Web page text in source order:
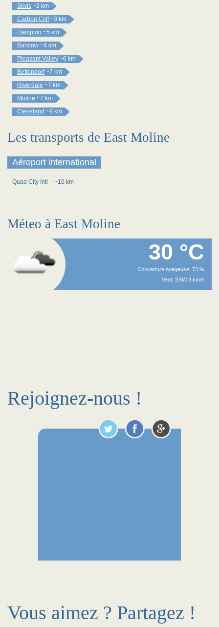
Silvis ~2 km
Carbon Cliff ~3 km
Hampton ~5 km
Barstow ~4 km
Pleasant Valley ~6 km
Bettendorf ~7 km
Riverdale ~7 km
Moline ~7 km
Cleveland ~9 km
Les transports de East Moline
Aéroport international
Quad City Intl ~10 km
Méteo à East Moline
30 °C
Couverture nuageuse: 73 %
Vent: SSW 3 km/h
Rejoignez-nous !
Vous aimez ? Partagez !